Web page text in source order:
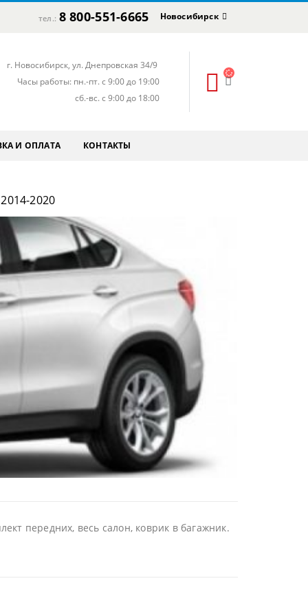
тел.: 8 800-551-6665 Новосибирск
г. Новосибирск, ул. Днепровская 34/9
Часы работы: пн.-пт. с 9:00 до 19:00
сб.-вс. с 9:00 до 18:00
И ОПЛАТА КОНТАКТЫ
2020
передних, весь салон, коврик в багажник.